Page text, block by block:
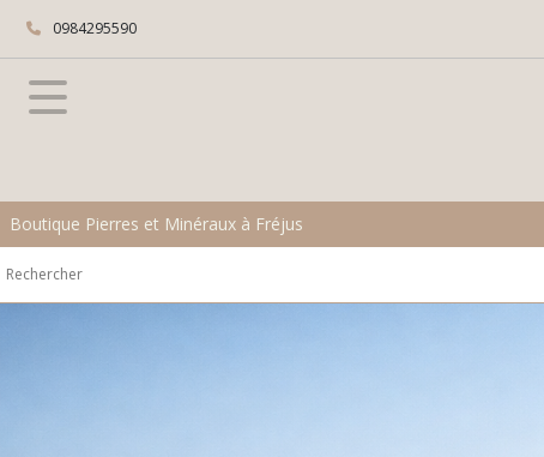
0984295590
Boutique Pierres et Minéraux à Fréjus